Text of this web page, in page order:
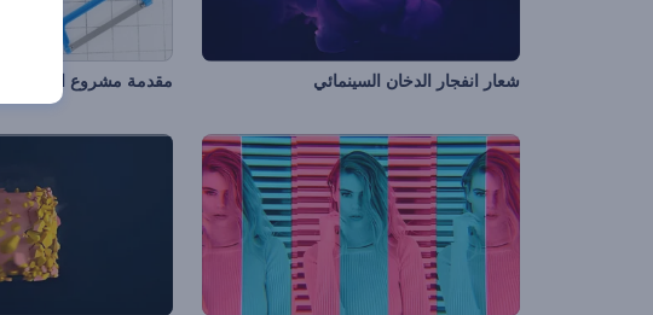
شعار انفجار الدخان السينمائي مقدمة مشروع البناء